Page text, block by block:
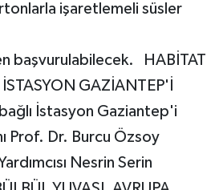
işaretlemeli süsler
başvurulabilecek. HABİTAT
GAZİANTEP'İ
İstasyon Gaziantep'i
Prof. Dr. Burcu Özsoy
Nesrin Serin